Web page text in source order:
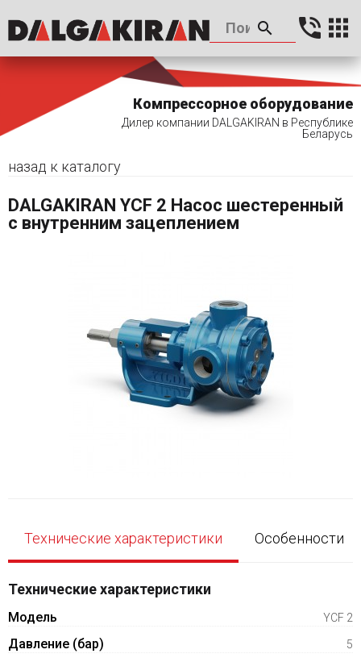
Компрессорное оборудование
Дилер компании DALGAKIRAN в Республике
Беларусь
назад к каталогу
DALGAKIRAN YCF 2 Насос шестеренный
с внутренним зацеплением
Технические характеристики Особенности
Технические характеристики
Модель YCF 2
Давление (бар) 5